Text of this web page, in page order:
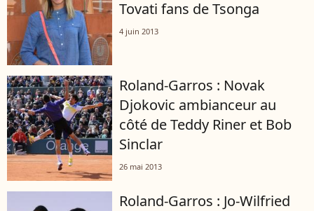
Tovati fans de Tsonga
4 juin 2013
Roland-Garros : Novak
Djokovic ambianceur au
côté de Teddy Riner et Bob
Sinclar
26 mai 2013
Roland-Garros : Jo-Wilfried